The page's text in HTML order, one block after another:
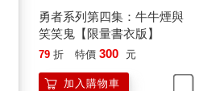
勇者系列第四集：牛牛煙與
笑笑鬼【限量書衣版】
79 折 特價 300 元
加入購物車